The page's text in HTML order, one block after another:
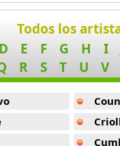
Todos los
D E F G H I
R S T U V